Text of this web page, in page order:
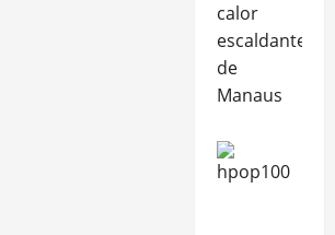
calor
escaldante
de
Manaus